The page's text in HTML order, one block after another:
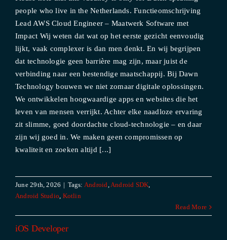
people who live in the Netherlands. Functieomschrijving
Lead AWS Cloud Engineer – Maatwerk Software met
Impact Wij weten dat wat op het eerste gezicht eenvoudig
lijkt, vaak complexer is dan men denkt. En wij begrijpen
dat technologie geen barrière mag zijn, maar juist de
verbinding naar een bestendige maatschappij. Bij Dawn
Technology bouwen we niet zomaar digitale oplossingen.
We ontwikkelen hoogwaardige apps en websites die het
leven van mensen verrijkt. Achter elke naadloze ervaring
zit slimme, goed doordachte cloud-technologie – en daar
zijn wij goed in. We maken geen compromissen op
kwaliteit en zoeken altijd [...]
June 29th, 2026 | Tags: Android,Android SDK,
Android Studio, Kotlin
Read More
iOS Developer